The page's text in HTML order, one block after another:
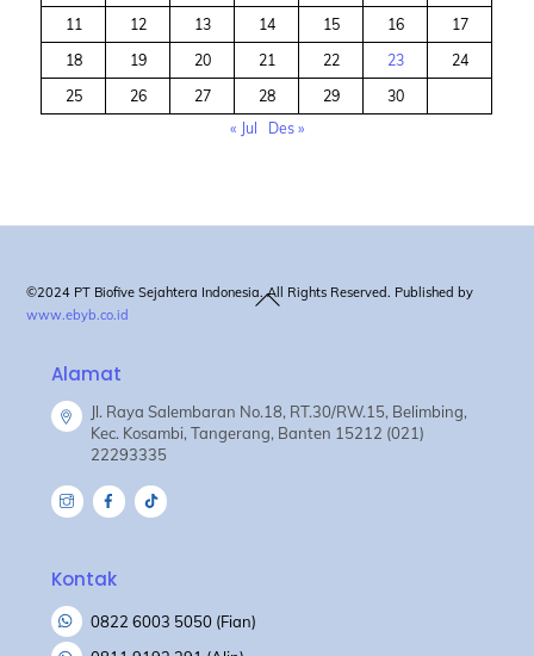
11
12 13 14 15 16
17
18
19 20 21 22 23
24
25
26 27 28 29
30
« Jul
Des »
Back
©2024 PT Biofive Sejahtera Indonesia. All Rights Reserved. Published by
www.ebyb.co.id
Alamat
Jl. Raya Salembaran No.18, RT.30/RW.15, Belimbing,
Kec. Kosambi, Tangerang, Banten 15212 (021)
22293335
Kontak
0822 6003 5050 (Fian)